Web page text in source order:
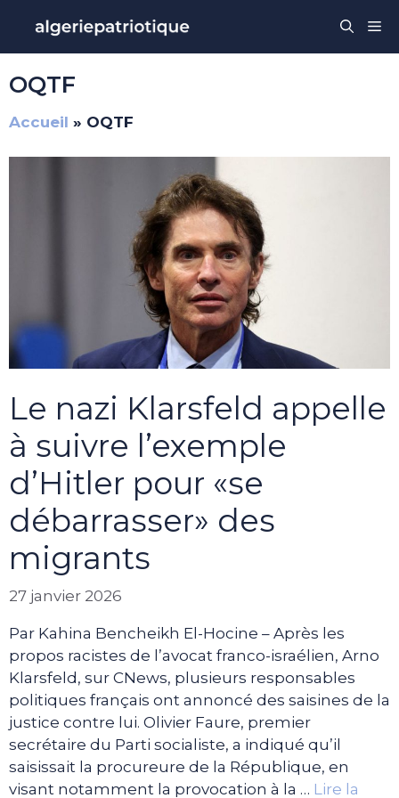
contenu
OQTF
Accueil » OQTF
Le nazi Klarsfeld appelle
à suivre l’exemple
d’Hitler pour «se
débarrasser» des
migrants
27 janvier 2026
Par Kahina Bencheikh El-Hocine – Après les
propos racistes de l’avocat franco-israélien, Arno
Klarsfeld, sur CNews, plusieurs responsables
politiques français ont annoncé des saisines de la
justice contre lui. Olivier Faure, premier
secrétaire du Parti socialiste, a indiqué qu’il
saisissait la procureure de la République, en
visant notamment la provocation à la … Lire la